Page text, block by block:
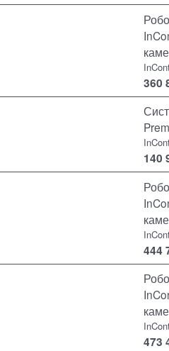
360
140
444
473